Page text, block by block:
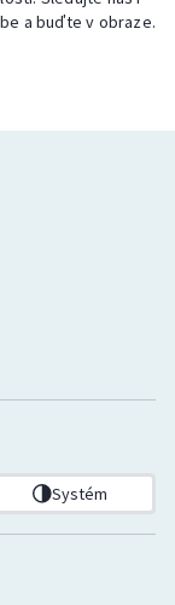
a buďte v obraze.
Systém